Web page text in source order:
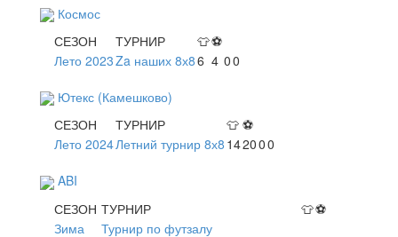
Космос
СЕЗОН
ТУРНИР 👕⚽
Лето 2023Za наших 8х86 4 00
Ютекс (Камешково)
СЕЗОН
ТУРНИР 👕 ⚽
Лето 2024Летний турнир 8х8 142000
ABI
СЕЗОН ТУРНИР 👕⚽
Зима
Турнир по футзалу